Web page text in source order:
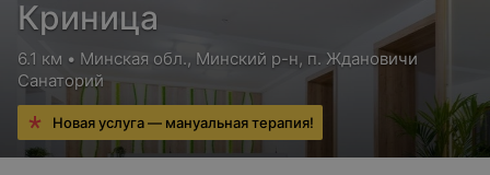
Криница
6.1 км • Минская обл., Минский р-н, п. Ждановичи
Санаторий
Новая услуга — мануальная терапия!